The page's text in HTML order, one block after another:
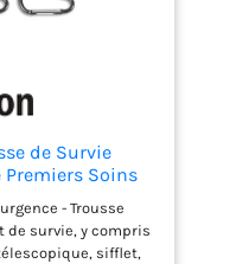
la navigation de
de Survie
Premiers Soins
Le Camping,
(Couteau
- Trousse
survie, y compris
sifflet,